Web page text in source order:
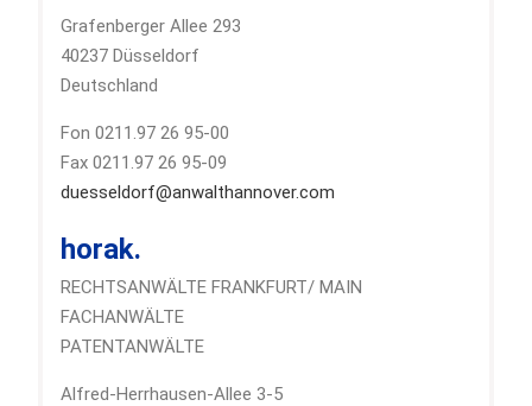
Grafenberger Allee 293
40237 Düsseldorf
Deutschland
Fon 0211.97 26 95-00
Fax 0211.97 26 95-09
duesseldorf@anwalthannover.com
horak.
RECHTSANWÄLTE FRANKFURT/ MAIN
FACHANWÄLTE
PATENTANWÄLTE
Alfred-Herrhausen-Allee 3-5